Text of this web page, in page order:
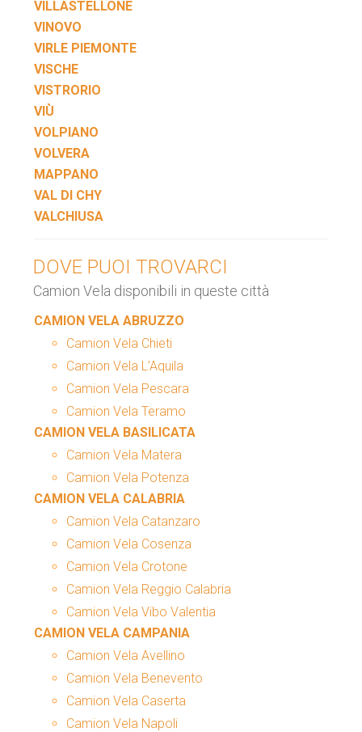
VILLASTELLONE
VINOVO
VIRLE PIEMONTE
VISCHE
VISTRORIO
VIÙ
VOLPIANO
VOLVERA
MAPPANO
VAL DI CHY
VALCHIUSA
DOVE PUOI TROVARCI
Camion Vela disponibili in queste città
CAMION VELA ABRUZZO
Camion Vela Chieti
Camion Vela L’Aquila
Camion Vela Pescara
Camion Vela Teramo
CAMION VELA BASILICATA
Camion Vela Matera
Camion Vela Potenza
CAMION VELA CALABRIA
Camion Vela Catanzaro
Camion Vela Cosenza
Camion Vela Crotone
Camion Vela Reggio Calabria
Camion Vela Vibo Valentia
CAMION VELA CAMPANIA
Camion Vela Avellino
Camion Vela Benevento
Camion Vela Caserta
Camion Vela Napoli